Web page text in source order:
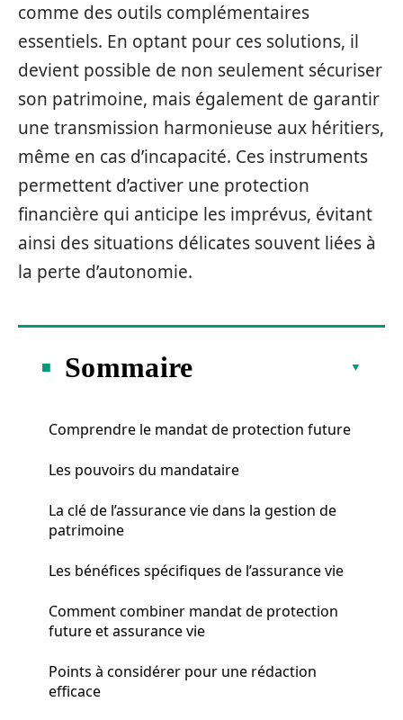
comme des outils complémentaires
essentiels. En optant pour ces solutions, il
devient possible de non seulement sécuriser
son patrimoine, mais également de garantir
une transmission harmonieuse aux héritiers,
même en cas d’incapacité. Ces instruments
permettent d’activer une protection
financière qui anticipe les imprévus, évitant
ainsi des situations délicates souvent liées à
la perte d’autonomie.
Sommaire
Comprendre le mandat de protection future
Les pouvoirs du mandataire
La clé de l’assurance vie dans la gestion de
patrimoine
Les bénéfices spécifiques de l’assurance vie
Comment combiner mandat de protection
future et assurance vie
Points à considérer pour une rédaction
efficace